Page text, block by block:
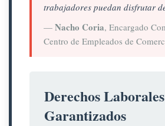
trabajadores puedan disfrutar
— Nacho Coria, Encargado
Centro de Empleados de
Derechos Laborales
Garantizados